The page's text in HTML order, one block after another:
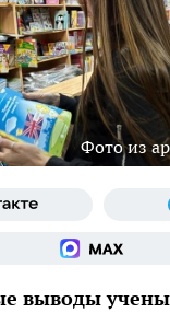
Фото из
выводы